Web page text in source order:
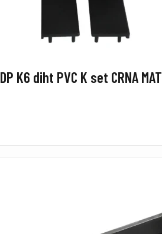
DP K6 diht PVC K set CRNA MAT